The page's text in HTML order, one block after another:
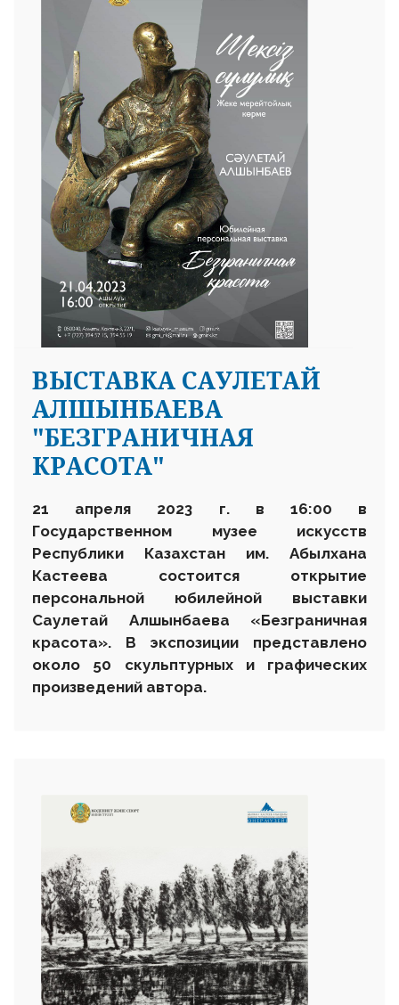
ВЫСТАВКА САУЛЕТАЙ
АЛШЫНБАЕВА
"БЕЗГРАНИЧНАЯ
КРАСОТА"
21 апреля 2023 г. в 16:00 в
Государственном музее искусств
Республики Казахстан им. Абылхана
Кастеева состоится открытие
персональной юбилейной выставки
Саулетай Алшынбаева «Безграничная
красота». В экспозиции представлено
около 50 скульптурных и графических
произведений автора.